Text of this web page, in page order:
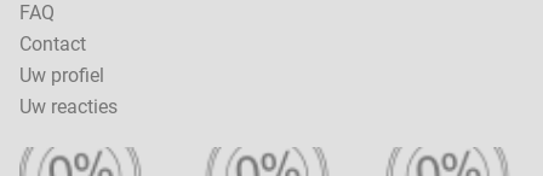
FAQ
Contact
Uw profiel
Uw reacties